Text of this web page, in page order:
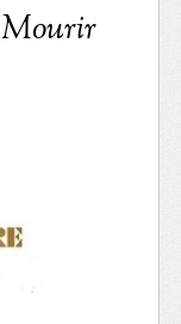
Mourir